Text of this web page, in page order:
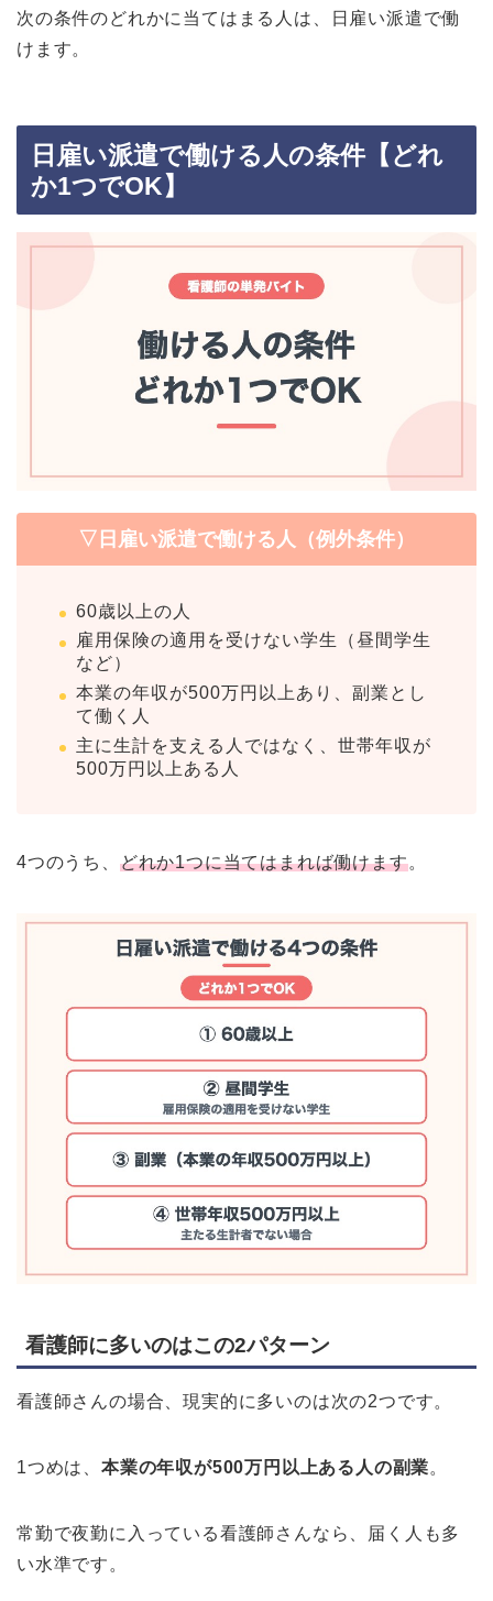
次の条件のどれかに当てはまる人は、日雇い派遣で働
けます。
日雇い派遣で働ける人の条件【どれ
か1つでOK】
▽日雇い派遣で働ける人（例外条件）
60歳以上の人
雇用保険の適用を受けない学生（昼間学生
など）
本業の年収が500万円以上あり、副業とし
て働く人
主に生計を支える人ではなく、世帯年収が
500万円以上ある人
4つのうち、 どれか1つに当てはまれば働けます。
看護師に多いのはこの2パターン
看護師さんの場合、現実的に多いのは次の2つです。
1つめは、 本業の年収が500万円以上ある人の副業。
常勤で夜勤に入っている看護師さんなら、届く人も多
い水準です。